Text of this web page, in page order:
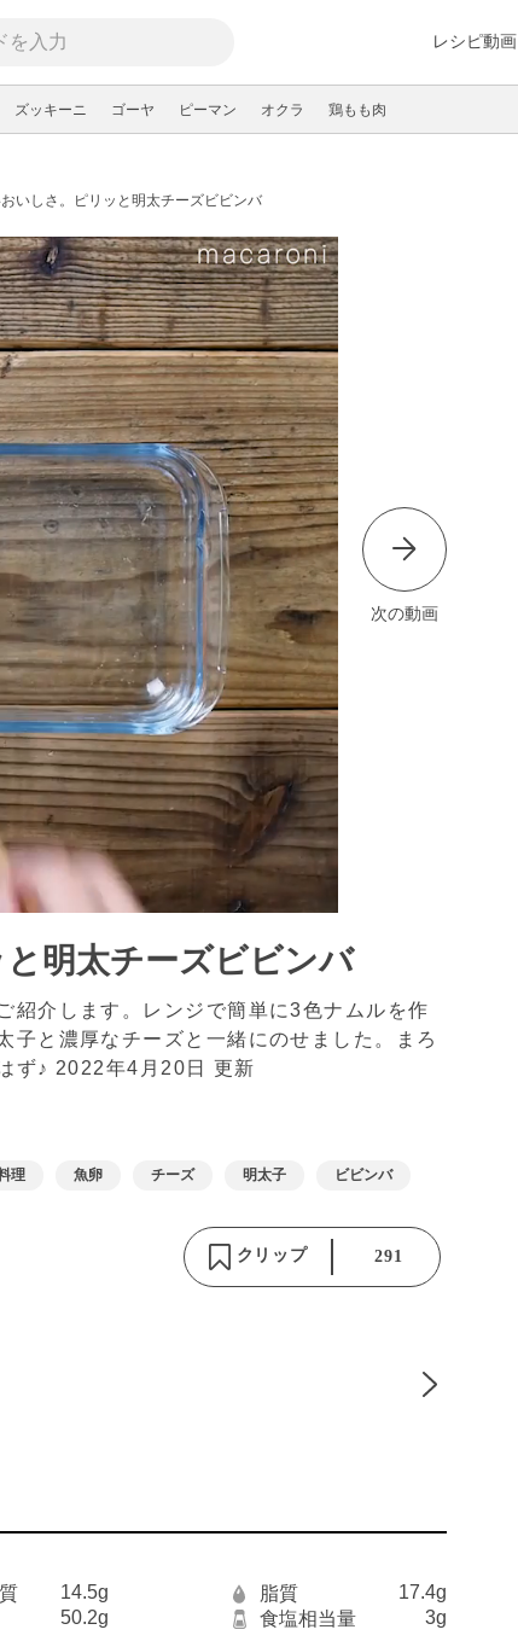
レシピ動画
ズッキーニ ゴーヤ ピーマン オクラ 鶏もも肉
いしさ。ピリッと明太チーズビビンバ
次の動画
明太チーズビビンバ
紹介します。レンジで簡単に3色ナムルを作
子と濃厚なチーズと一緒にのせました。まろ
ず♪ 2022年4月20日 更新
理 魚卵 チーズ 明太子 ビビンバ
クリップ 291
14.5g 脂質
17.4g
50.2g 食塩相当量 3g